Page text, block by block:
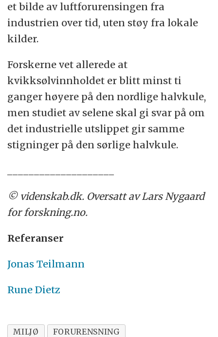
et bilde av luftforurensingen fra
industrien over tid, uten støy fra lokale
kilder.
Forskerne vet allerede at
kvikksølvinnholdet er blitt minst ti
ganger høyere på den nordlige halvkule,
men studiet av selene skal gi svar på om
det industrielle utslippet gir samme
stigninger på den sørlige halvkule.
© videnskab.dk. Oversatt av Lars Nygaard
for forskning.no.
Referanser
Jonas Teilmann
Rune Dietz
MILJØ FORURENSNING